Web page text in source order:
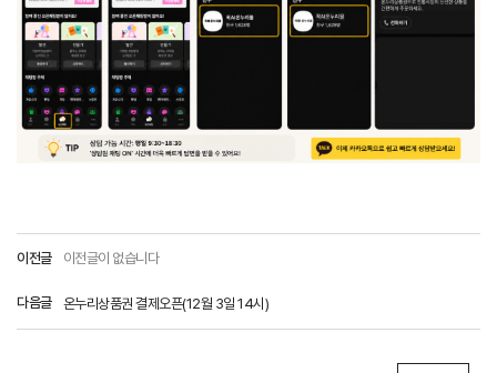
이전글 이전글이 없습니다
다음글 온누리상품권 결제오픈(12월 3일 14시)